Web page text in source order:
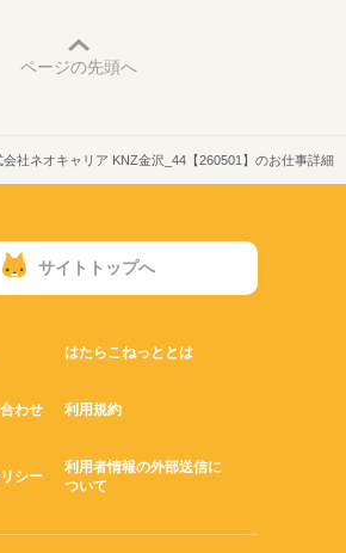
ページの先頭へ
会社ネオキャリア KNZ金沢_44【260501】のお仕事詳細
サイトトップへ
はたらこねっととは
わせ 利用規約
シー
利用者情報の外部送信に
ついて